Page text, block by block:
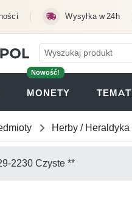
Wysyłka w 24h
Nowość!
MONETY (OTWIERA
Herby /